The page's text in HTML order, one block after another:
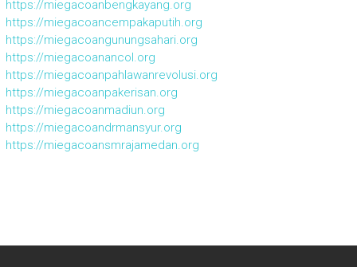
https://miegacoanbengkayang.org
https://miegacoancempakaputih.org
https://miegacoangunungsahari.org
https://miegacoanancol.org
https://miegacoanpahlawanrevolusi.org
https://miegacoanpakerisan.org
https://miegacoanmadiun.org
https://miegacoandrmansyur.org
https://miegacoansmrajamedan.org